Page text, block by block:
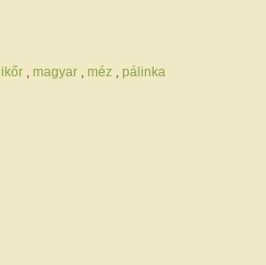
magyar méz pálinka